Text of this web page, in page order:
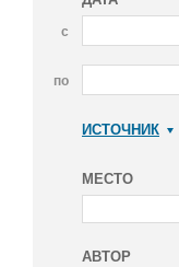
с
по
ИСТОЧНИК
МЕСТО
АВТОР